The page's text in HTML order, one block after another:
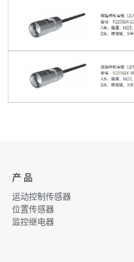
产 品
运动控制传感器
位置传感器
监控继电器